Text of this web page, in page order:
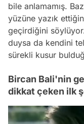
bile anlamamış.
yüzüne yazık
geçirdiğini
duysa da kendini
sürekli kusur
Bircan Bali'nin
dikkat çeken ilk